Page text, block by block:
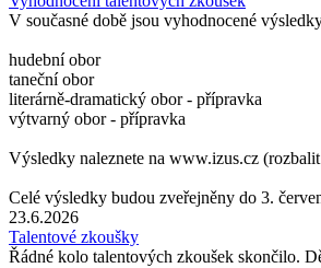
V současné době jsou vyhodnocené
hudební obor
taneční obor
literárně-dramatický obor - přípravka
výtvarný obor - přípravka
Výsledky naleznete na www.izus.cz
Celé výsledky budou zveřejněny do 3.
23.6.2026
Talentové zkoušky
Řádné kolo talentových zkoušek skončilo.